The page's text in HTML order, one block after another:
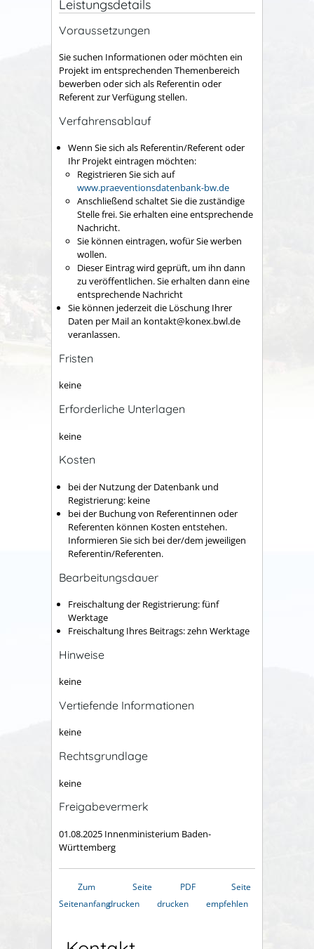
Leistungsdetails
Voraussetzungen
Sie suchen Informationen oder möchten ein
Projekt im entsprechenden Themenbereich
bewerben oder sich als Referentin oder
Referent zur Verfügung stellen.
Verfahrensablauf
Wenn Sie sich als Referentin/Referent oder
Ihr Projekt eintragen möchten:
Registrieren Sie sich auf
www.praeventionsdatenbank-bw.de
Anschließend schaltet Sie die zuständige
Stelle frei. Sie erhalten eine entsprechende
Nachricht.
Sie können eintragen, wofür Sie werben
wollen.
Dieser Eintrag wird geprüft, um ihn dann
zu veröffentlichen. Sie erhalten dann eine
entsprechende Nachricht
Sie können jederzeit die Löschung Ihrer
Daten per Mail an kontakt@konex.bwl.de
veranlassen.
Fristen
keine
Erforderliche Unterlagen
keine
Kosten
bei der Nutzung der Datenbank und
Registrierung: keine
bei der Buchung von Referentinnen oder
Referenten können Kosten entstehen.
Informieren Sie sich bei der/dem jeweiligen
Referentin/Referenten.
Bearbeitungsdauer
Freischaltung der Registrierung: fünf
Werktage
Freischaltung Ihres Beitrags: zehn Werktage
Hinweise
keine
Vertiefende Informationen
keine
Rechtsgrundlage
keine
Freigabevermerk
01.08.2025 Innenministerium Baden-
Württemberg
Zum
Seitenanfang
Seite
drucken
PDF
drucken
Seite
empfehlen